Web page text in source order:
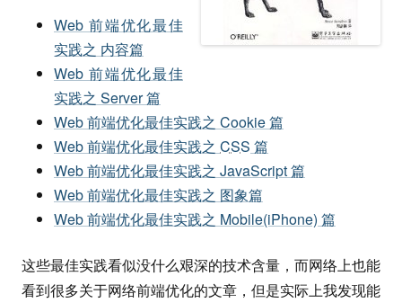
Web 前端优化最佳
实践之 内容篇
Web 前端优化最佳
实践之 Server 篇
Web 前端优化最佳实践之 Cookie 篇
Web 前端优化最佳实践之 CSS 篇
Web 前端优化最佳实践之 JavaScript 篇
Web 前端优化最佳实践之 图象篇
Web 前端优化最佳实践之 Mobile(iPhone) 篇
这些最佳实践看似没什么艰深的技术含量，而网络上也能
看到很多关于网络前端优化的文章，但是实际上我发现能